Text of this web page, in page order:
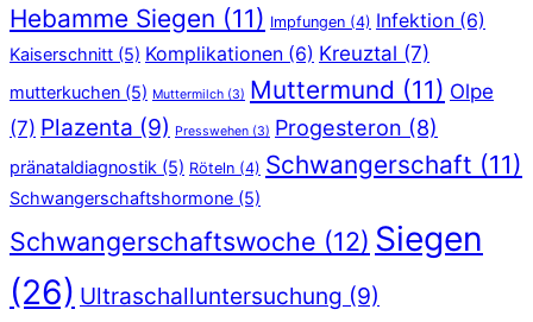
Hebamme Siegen (11) Impfungen (4) Infektion (6)
Kaiserschnitt (5) Komplikationen (6) Kreuztal (7)
mutterkuchen (5) Muttermilch (3) Muttermund (11) Olpe
(7) Plazenta (9) Presswehen (3) Progesteron (8)
pränataldiagnostik (5) Röteln (4) Schwangerschaft (11)
Schwangerschaftshormone (5)
Schwangerschaftswoche (12) Siegen
(26) Ultraschalluntersuchung (9)